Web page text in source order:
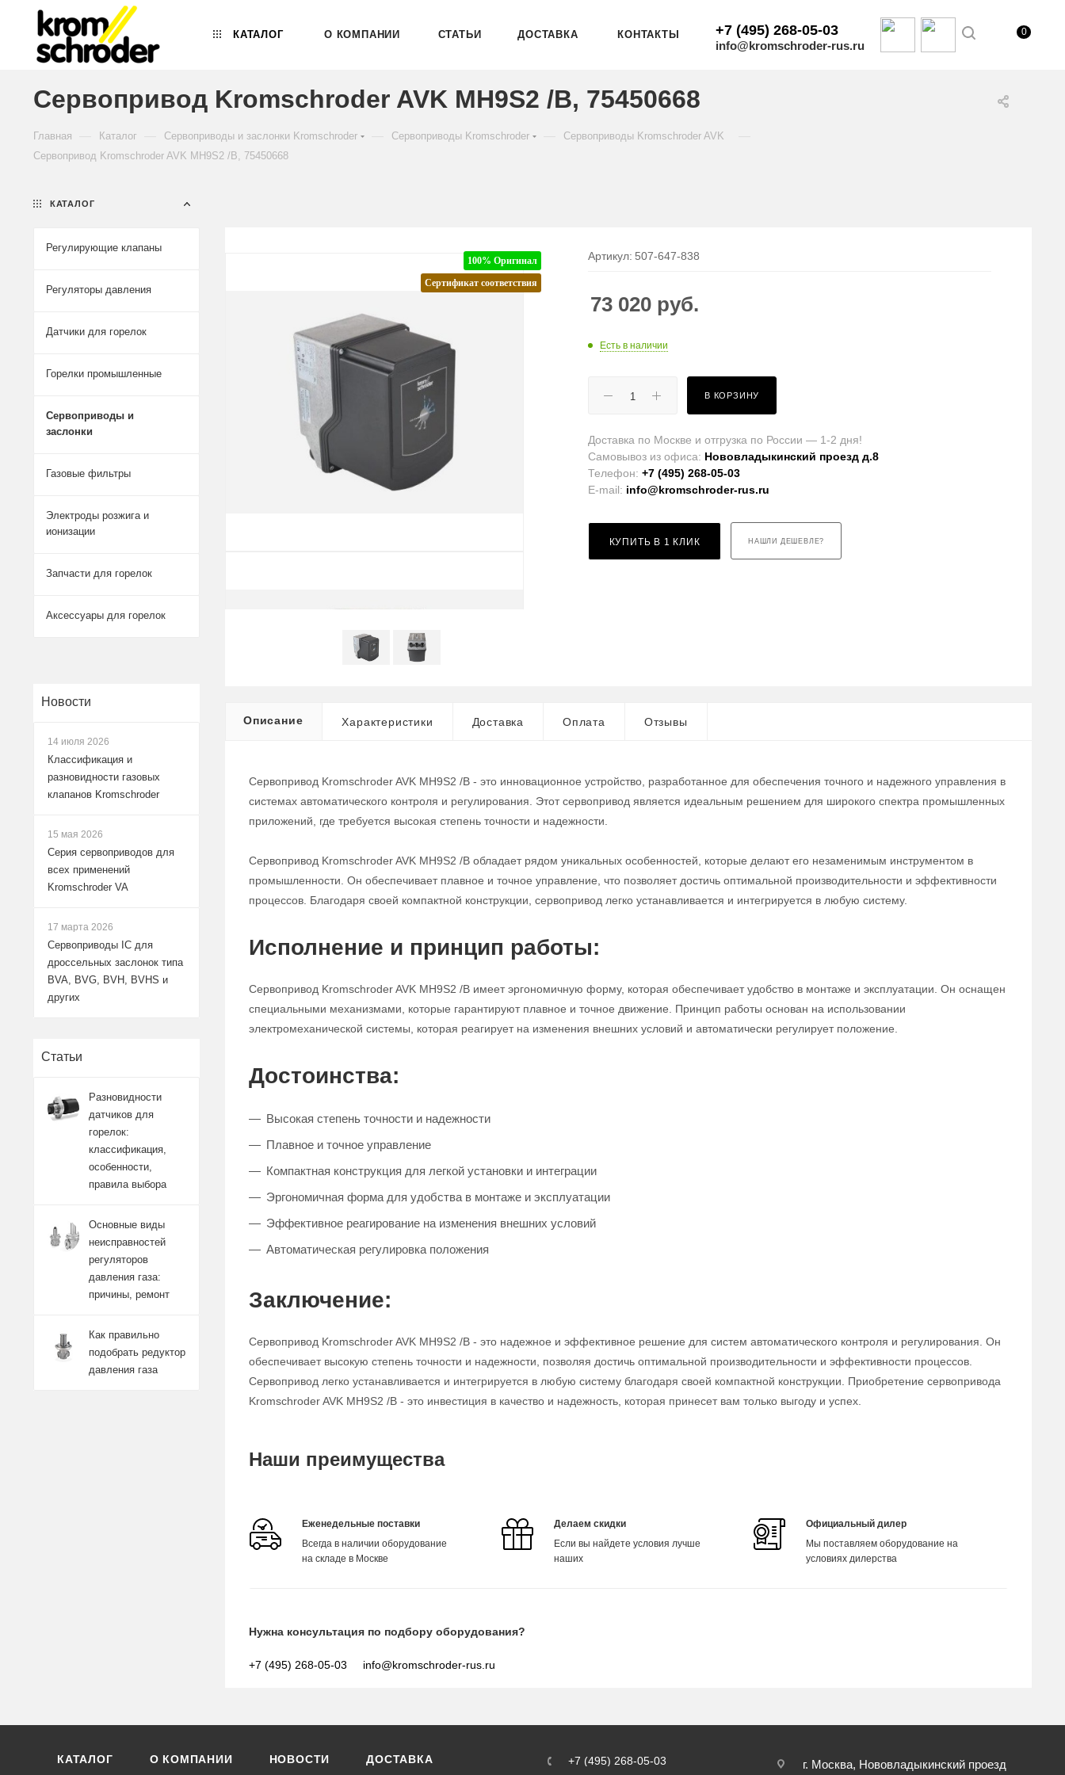
КАТАЛОГ О КОМПАНИИ СТАТЬИ ДОСТАВКА КОНТАКТЫ +7 (495) 268-05-03
info@kromschroder-rus.ru
0
Сервопривод Kromschroder AVK MH9S2 /B, 75450668
Главная Каталог Сервоприводы и заслонки Kromschroder Сервоприводы Kromschroder Сервоприводы Kromschroder AVK
Сервопривод Kromschroder AVK MH9S2 /B, 75450668
100% Оригинал
Сертификат соответствия
Артикул: 507-647-838
73 020 руб.
Есть в наличии
В КОРЗИНУ
Доставка по Москве и отгрузка по России — 1-2 дня!
Самовывоз из офиса: Нововладыкинский проезд д.8
Телефон:+7 (495) 268-05-03
E-mail: info@kromschroder-rus.ru
КУПИТЬ В 1 КЛИК НАШЛИ ДЕШЕВЛЕ?
Описание Характеристики Доставка Оплата Отзывы
Сервопривод Kromschroder AVK MH9S2 /B - это инновационное устройство, разработанное для обеспечения точного и надежного управления в
системах автоматического контроля и регулирования. Этот сервопривод является идеальным решением для широкого спектра промышленных
приложений, где требуется высокая степень точности и надежности.
Сервопривод Kromschroder AVK MH9S2 /B обладает рядом уникальных особенностей, которые делают его незаменимым инструментом в
промышленности. Он обеспечивает плавное и точное управление, что позволяет достичь оптимальной производительности и эффективности
процессов. Благодаря своей компактной конструкции, сервопривод легко устанавливается и интегрируется в любую систему.
Исполнение и принцип работы:
Сервопривод Kromschroder AVK MH9S2 /B имеет эргономичную форму, которая обеспечивает удобство в монтаже и эксплуатации. Он оснащен
специальными механизмами, которые гарантируют плавное и точное движение. Принцип работы основан на использовании
электромеханической системы, которая реагирует на изменения внешних условий и автоматически регулирует положение.
Достоинства:
Высокая степень точности и надежности
Плавное и точное управление
Компактная конструкция для легкой установки и интеграции
Эргономичная форма для удобства в монтаже и эксплуатации
Эффективное реагирование на изменения внешних условий
Автоматическая регулировка положения
Заключение:
Сервопривод Kromschroder AVK MH9S2 /B - это надежное и эффективное решение для систем автоматического контроля и регулирования. Он
обеспечивает высокую степень точности и надежности, позволяя достичь оптимальной производительности и эффективности процессов.
Сервопривод легко устанавливается и интегрируется в любую систему благодаря своей компактной конструкции. Приобретение сервопривода
Kromschroder AVK MH9S2 /B - это инвестиция в качество и надежность, которая принесет вам только выгоду и успех.
Наши преимущества
Еженедельные поставки
Всегда в наличии оборудование
на складе в Москве
Делаем скидки
Если вы найдете условия лучше
наших
Официальный дилер
Мы поставляем оборудование на
условиях дилерства
Нужна консультация по подбору оборудования?
+7 (495) 268-05-03 info@kromschroder-rus.ru
КАТАЛОГ
Регулирующие клапаны
Регуляторы давления
Датчики для горелок
Горелки промышленные
Сервоприводы и
заслонки
Газовые фильтры
Электроды розжига и
ионизации
Запчасти для горелок
Аксессуары для горелок
Новости
14 июля 2026
Классификация и
разновидности газовых
клапанов Kromschroder
15 мая 2026
Серия сервоприводов для
всех применений
Kromschroder VA
17 марта 2026
Сервоприводы IC для
дроссельных заслонок типа
BVA, BVG, BVH, BVHS и
других
Статьи
Разновидности
датчиков для
горелок:
классификация,
особенности,
правила выбора
Основные виды
неисправностей
регуляторов
давления газа:
причины, ремонт
Как правильно
подобрать редуктор
давления газа
КАТАЛОГ О КОМПАНИИ НОВОСТИ ДОСТАВКА +7 (495) 268-05-03
г. Москва, Нововладыкинский проезд